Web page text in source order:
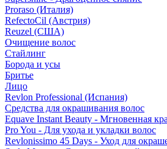
Proraso (Италия)
RefectoCil (Австрия)
Reuzel (США)
Очищение волос
Стайлинг
Борода и усы
Бритье
Лицо
Revlon Professional (Испания)
Средства для окрашивания волос
Equave Instant Beauty - Мгновенная
Pro You - Для ухода и укладки волос
Revlonissimo 45 Days - Уход для